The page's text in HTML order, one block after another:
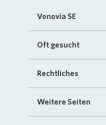
Vonovia SE
Startseite
Investoren
Oft gesucht
FAQ
„Mein Vonovia“ App
Rechtliches
Impressum
Weitere Seiten